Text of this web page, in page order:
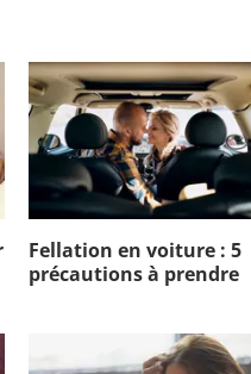
Fellation en voiture : 5
précautions à prendre